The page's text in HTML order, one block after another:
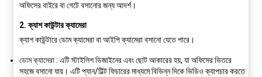
অফিসের বাইরে বা গেটে বসানোর জন্য আদর্শ।
2.ক্যাশ কাউন্টার ক্যামেরা
ক্যাশ কাউন্টারে ডোম ক্যামেরা বা আইপি ক্যামেরা বসানো যেতে পারে।
ডোম ক্যামেরা: এটি স্টাইলিশ ডিজাইনের এবং ছোট আকারের হয়, যা অফিসের ভিতরে
সহজে বসানো যায়। এটি প্যান/টিল্ট ফিচারের মাধ্যমে বিভিন্ন দিকে ভিডিও ক্যাপচার করতে